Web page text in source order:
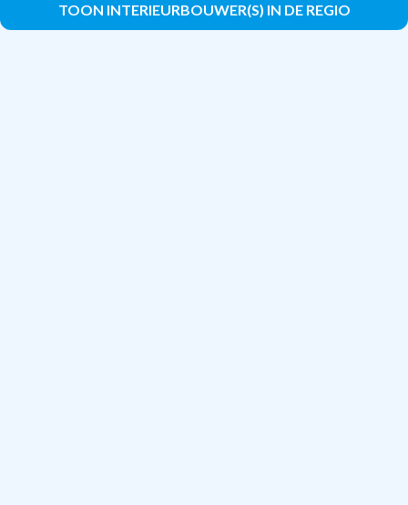
TOON INTERIEURBOUWER(S) IN DE REGIO